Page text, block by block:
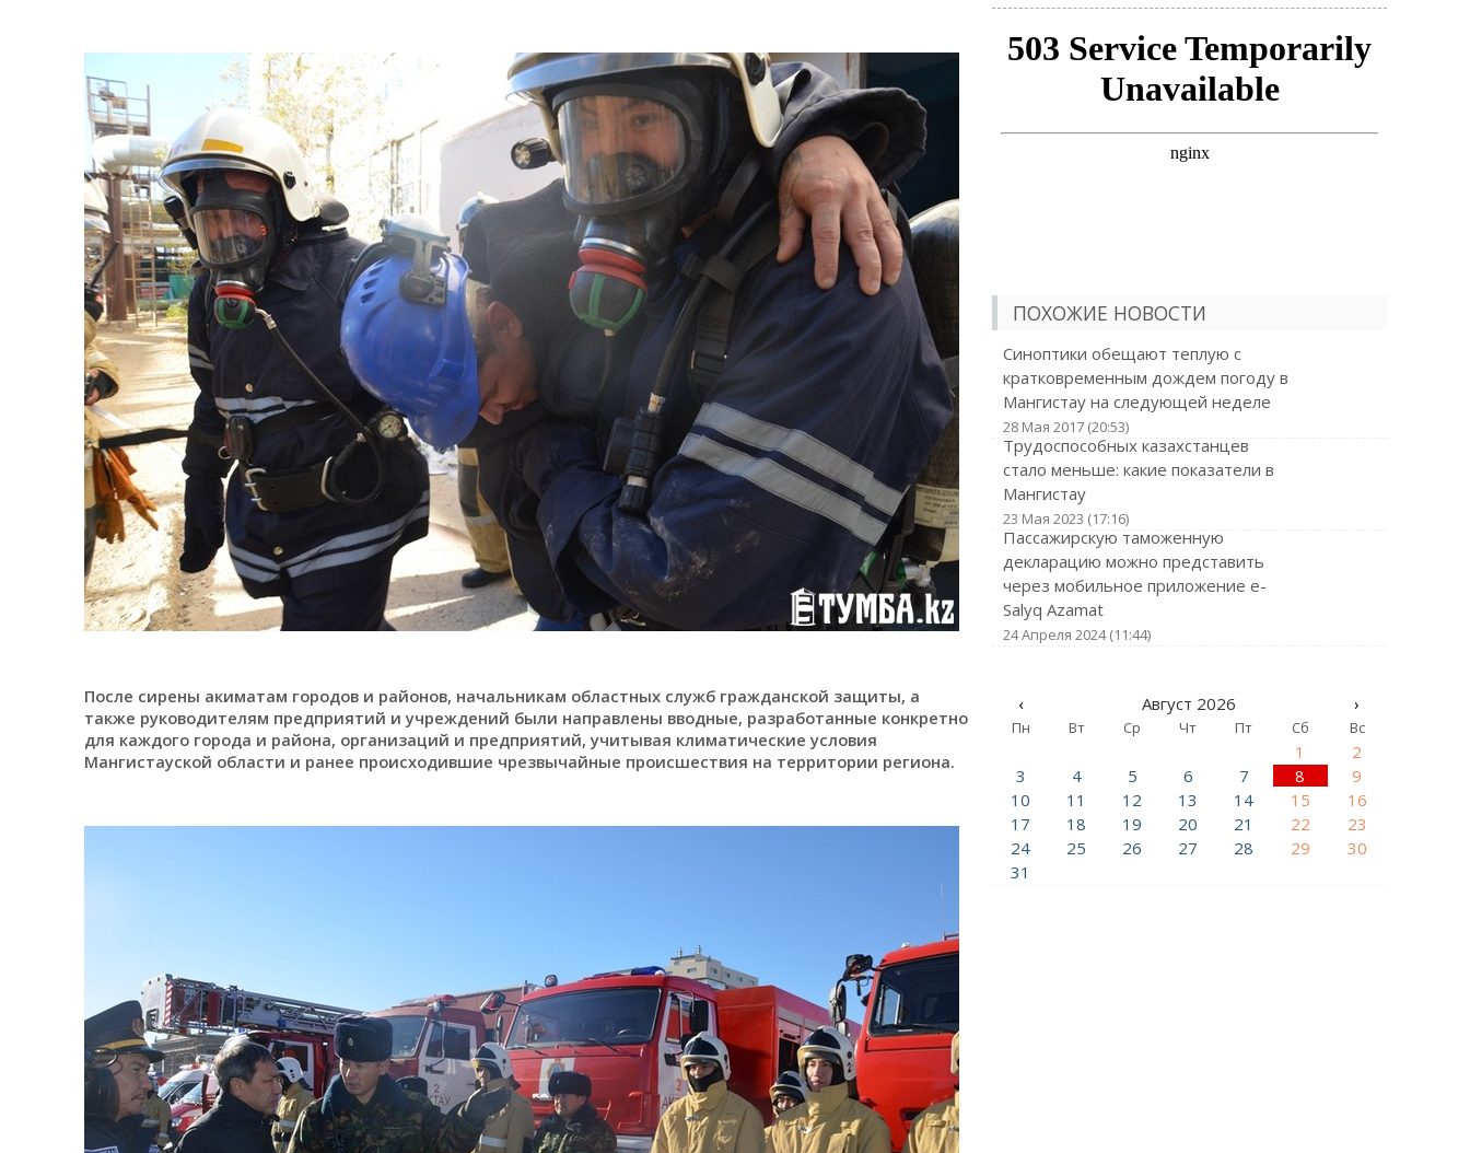
После сирены акиматам городов и районов, начальникам областных служб гражданской защиты, а
также руководителям предприятий и учреждений были направлены вводные, разработанные конкретно
для каждого города и района, организаций и предприятий, учитывая климатические условия
Мангистауской области и ранее происходившие чрезвычайные происшествия на территории региона.
ПОХОЖИЕ НОВОСТИ
Синоптики обещают теплую с
кратковременным дождем погоду в
Мангистау на следующей неделе
28 Мая 2017 (20:53)
Трудоспособных казахстанцев
стало меньше: какие показатели в
Мангистау
23 Мая 2023 (17:16)
Пассажирскую таможенную
декларацию можно представить
через мобильное приложение e-
Salyq Azamat
24 Апреля 2024 (11:44)
‹ Август 2026 ›
Пн Вт Ср Чт Пт Сб Вс
1
2
3
4 5 6 7 8
9
10
11 12 13 14 15
16
17
18 19 20 21 22
23
24
25 26 27 28 29
30
31